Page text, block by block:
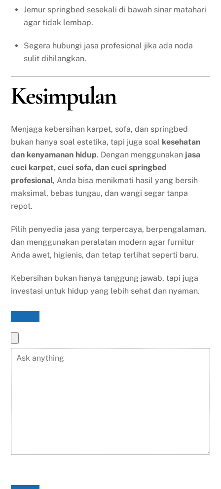
Jemur springbed sesekali di bawah sinar matahari
agar tidak lembap.
Segera hubungi jasa profesional jika ada noda
sulit dihilangkan.
Kesimpulan
Menjaga kebersihan karpet, sofa, dan springbed
bukan hanya soal estetika, tapi juga soal kesehatan
dan kenyamanan hidup. Dengan menggunakan jasa
cuci karpet, cuci sofa, dan cuci springbed
profesional, Anda bisa menikmati hasil yang bersih
maksimal, bebas tungau, dan wangi segar tanpa
repot.
Pilih penyedia jasa yang terpercaya, berpengalaman,
dan menggunakan peralatan modern agar furnitur
Anda awet, higienis, dan tetap terlihat seperti baru.
Kebersihan bukan hanya tanggung jawab, tapi juga
investasi untuk hidup yang lebih sehat dan nyaman.